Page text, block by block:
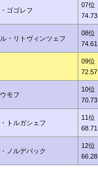
ゴゴレフ
07位
74.73
・リトヴィンツェフ
08位
74.61
09位
72.57
モフ
10位
70.73
トルガシェフ
11位
68.71
ノルデバック
12位
66.28